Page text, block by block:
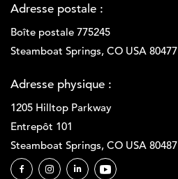
Adresse postale :
Boîte postale 775245
Steamboat Springs, CO USA 80477
Adresse physique :
1205 Hilltop Parkway
Entrepôt 101
Steamboat Springs, CO USA 80487